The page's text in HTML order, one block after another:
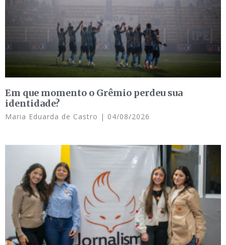
Em que momento o Grêmio perdeu sua
identidade?
Maria Eduarda de Castro 04/08/2026